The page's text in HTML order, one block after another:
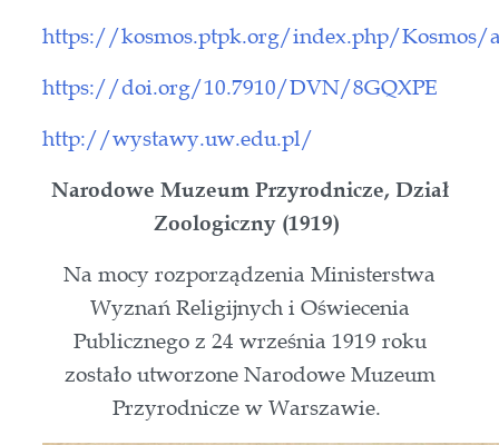
https://kosmos.ptpk.org/index.php/
https://doi.org/10.7910/DVN/8GQXPE
http://wystawy.uw.edu.pl/
Narodowe Muzeum Przyrodnicze, Dział
Zoologiczny (1919)
Na mocy rozporządzenia Ministerstwa
Wyznań Religijnych i Oświecenia
Publicznego z 24 września 1919 roku
zostało utworzone Narodowe Muzeum
Przyrodnicze w Warszawie.